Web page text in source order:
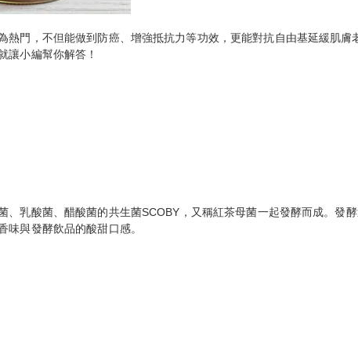
熱門，不但能做到防癌、增強抵抗力等功效，更能對抗自由基延緩肌
讓小編幫你解答！
、乳酸菌、醋酸菌的共生菌SCOBY，又稱紅茶母菌一起發酵而成。發
與發酵飲品的酸甜口感。